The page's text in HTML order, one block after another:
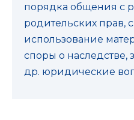
порядка общения с
родительских прав,
использование
споры о наследстве,
др. юридические